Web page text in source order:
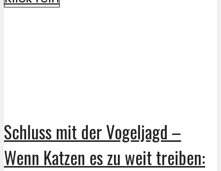
Schluss mit der Vogeljagd –
Wenn Katzen es zu weit treiben: